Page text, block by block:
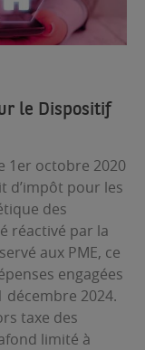
le Dispositif
1er octobre 2020
d’impôt pour les
des
réactivé par la
aux PME, ce
engagées
décembre 2024.
taxe des
limité à